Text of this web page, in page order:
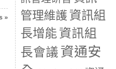
»
管理維護 資訊組
長增能資訊組
長會議 資通安